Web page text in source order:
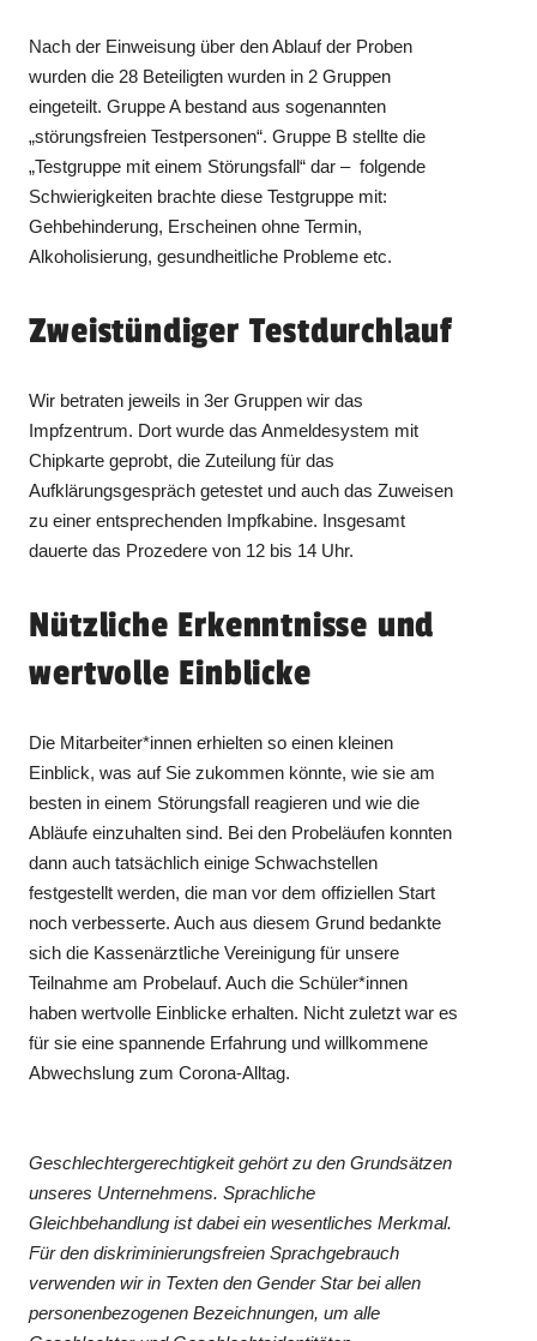
Nach der Einweisung über den Ablauf der Proben
wurden die 28 Beteiligten wurden in 2 Gruppen
eingeteilt. Gruppe A bestand aus sogenannten
„störungsfreien Testpersonen“. Gruppe B stellte die
„Testgruppe mit einem Störungsfall“ dar – folgende
Schwierigkeiten brachte diese Testgruppe mit:
Gehbehinderung, Erscheinen ohne Termin,
Alkoholisierung, gesundheitliche Probleme etc.
Zweistündiger Testdurchlauf
Wir betraten jeweils in 3er Gruppen wir das
Impfzentrum. Dort wurde das Anmeldesystem mit
Chipkarte geprobt, die Zuteilung für das
Aufklärungsgespräch getestet und auch das Zuweisen
zu einer entsprechenden Impfkabine. Insgesamt
dauerte das Prozedere von 12 bis 14 Uhr.
Nützliche Erkenntnisse und
wertvolle Einblicke
Die Mitarbeiter*innen erhielten so einen kleinen
Einblick, was auf Sie zukommen könnte, wie sie am
besten in einem Störungsfall reagieren und wie die
Abläufe einzuhalten sind. Bei den Probeläufen konnten
dann auch tatsächlich einige Schwachstellen
festgestellt werden, die man vor dem offiziellen Start
noch verbesserte. Auch aus diesem Grund bedankte
sich die Kassenärztliche Vereinigung für unsere
Teilnahme am Probelauf. Auch die Schüler*innen
haben wertvolle Einblicke erhalten. Nicht zuletzt war es
für sie eine spannende Erfahrung und willkommene
Abwechslung zum Corona-Alltag.
Geschlechtergerechtigkeit gehört zu den Grundsätzen
unseres Unternehmens. Sprachliche
Gleichbehandlung ist dabei ein wesentliches Merkmal.
Für den diskriminierungsfreien Sprachgebrauch
verwenden wir in Texten den Gender Star bei allen
personenbezogenen Bezeichnungen, um alle